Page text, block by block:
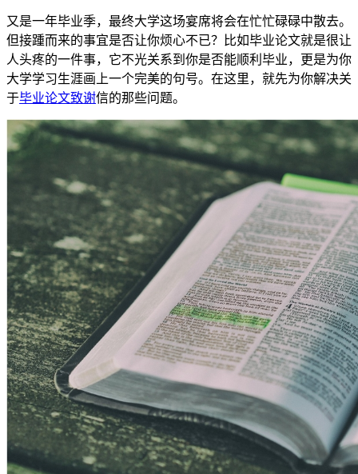
又是一年毕业季，最终大学这场宴席将会在忙忙碌碌中散去。
但接踵而来的事宜是否让你烦心不已？比如毕业论文就是很让
人头疼的一件事，它不光关系到你是否能顺利毕业，更是为你
大学学习生涯画上一个完美的句号。在这里，就先为你解决关
于毕业论文致谢信的那些问题。